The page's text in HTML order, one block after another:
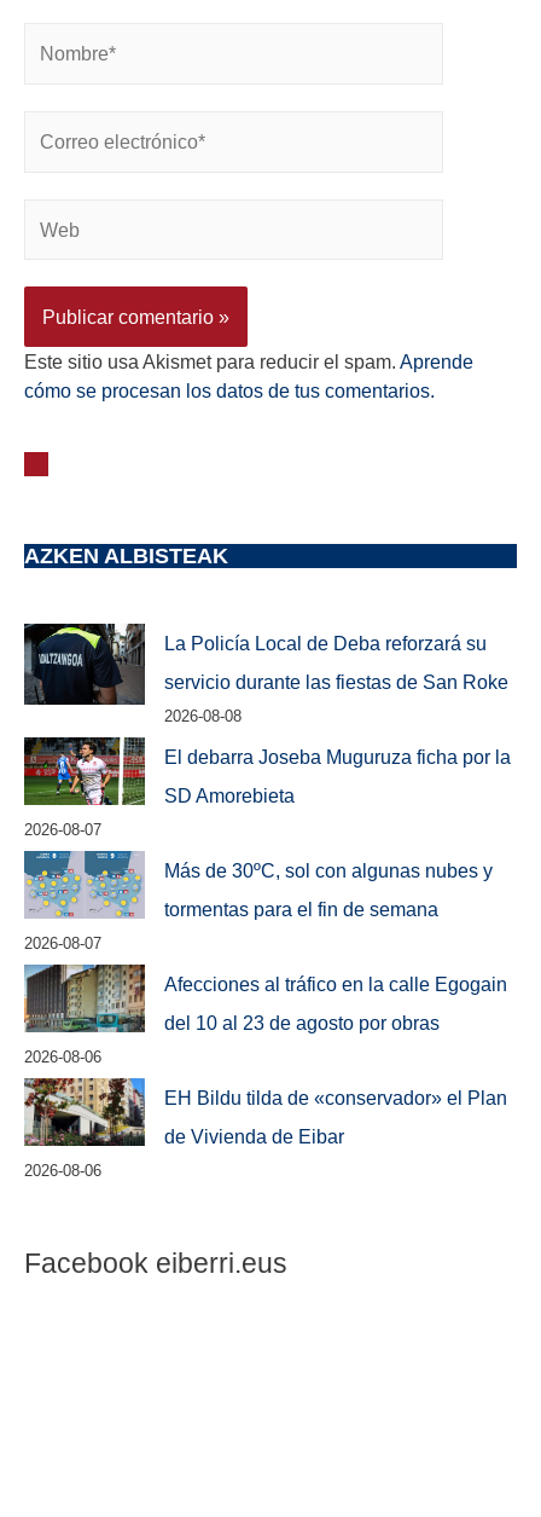
Este sitio usa Akismet para reducir el spam. Aprende
cómo se procesan los datos de tus comentarios.
AZKEN ALBISTEAK
La Policía Local de Deba reforzará su
servicio durante las fiestas de San Roke
2026-08-08
El debarra Joseba Muguruza ficha por la
SD Amorebieta
2026-08-07
Más de 30ºC, sol con algunas nubes y
tormentas para el fin de semana
2026-08-07
Afecciones al tráfico en la calle Egogain
del 10 al 23 de agosto por obras
2026-08-06
EH Bildu tilda de «conservador» el Plan
de Vivienda de Eibar
2026-08-06
Facebook eiberri.eus